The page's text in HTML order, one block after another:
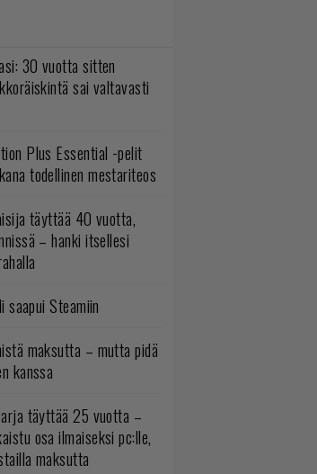
30 vuotta sitten
sai valtavasti
Plus Essential -pelit
todellinen mestariteos
täyttää 40 vuotta,
– hanki itsellesi
saapui Steamiin
maksutta – mutta pidä
kanssa
täyttää 25 vuotta –
osa ilmaiseksi pc:lle,
maksutta